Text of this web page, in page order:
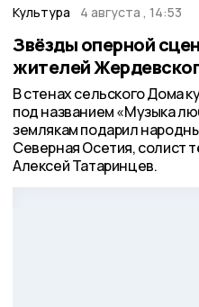
Культура 4 августа , 14:53
Звёзды оперной
жителей
В стенах сельского Дома
под названием «Музыка
землякам подарил
Северная Осетия, солист
Алексей Татаринцев.